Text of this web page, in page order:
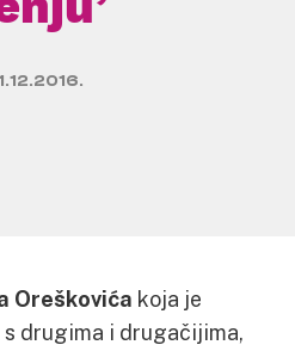
Oreškovića koja je
drugima i drugačijima,